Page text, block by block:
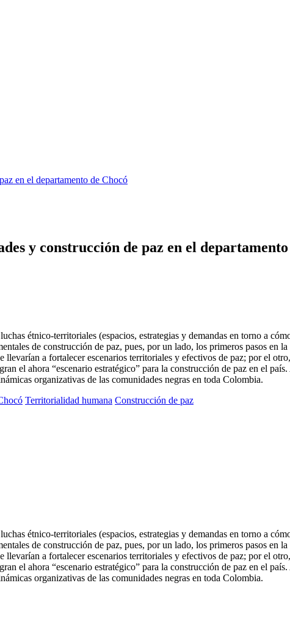
en el departamento de Chocó
y construcción de paz en el departamento
étnico-territoriales (espacios, estrategias y demandas en torno a
de construcción de paz, pues, por un lado, los primeros pasos en
a fortalecer escenarios territoriales y efectivos de paz; por el
el ahora “escenario estratégico” para la construcción de paz en el
organizativas de las comunidades negras en toda Colombia.
Territorialidad humana Construcción de paz
étnico-territoriales (espacios, estrategias y demandas en torno a
de construcción de paz, pues, por un lado, los primeros pasos en
a fortalecer escenarios territoriales y efectivos de paz; por el
el ahora “escenario estratégico” para la construcción de paz en el
organizativas de las comunidades negras en toda Colombia.